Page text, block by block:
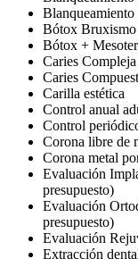
Blanqueamiento
Bótox Bruxismo
Bótox +
Caries
Caries
Carilla estética
Control anual
Control
Corona libre de
Corona metal
Evaluación
presupuesto)
Evaluación
presupuesto)
Evaluación
Extracción